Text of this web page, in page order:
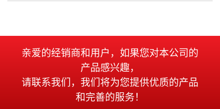
亲爱的经销商和用户，如果您对本公司的
产品感兴趣，
请联系我们，我们将为您提供优质的产品
和完善的服务！